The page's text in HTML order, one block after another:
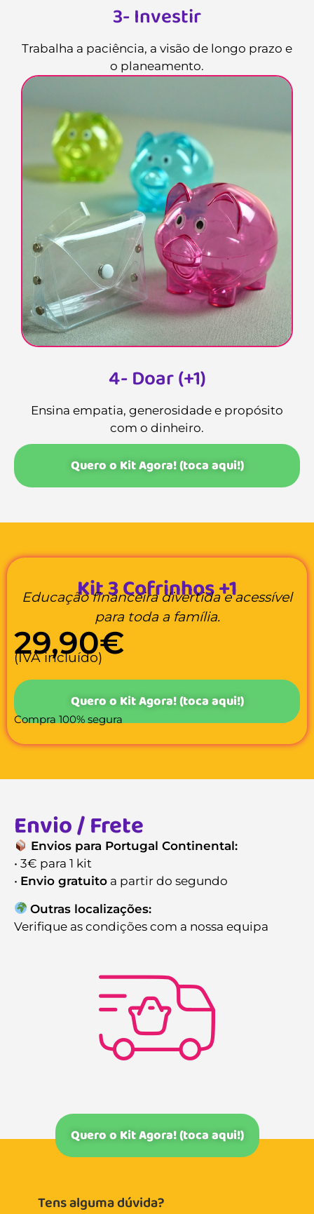
3- Investir
Trabalha a paciência, a visão de longo prazo e
o planeamento.
4- Doar (+1)
Ensina empatia, generosidade e propósito
com o dinheiro.
Quero o Kit Agora! (toca aqui!)
Kit 3 Cofrinhos +1
Educação financeira divertida e acessível
para toda a família.
29,90€
(IVA incluído)
Quero o Kit Agora! (toca aqui!)
Compra 100% segura
Envio / Frete
Envios para Portugal Continental:
• 3€ para 1 kit
• Envio gratuito a partir do segundo
Outras localizações:
Verifique as condições com a nossa equipa
Quero o Kit Agora! (toca aqui!)
Tens alguma dúvida?